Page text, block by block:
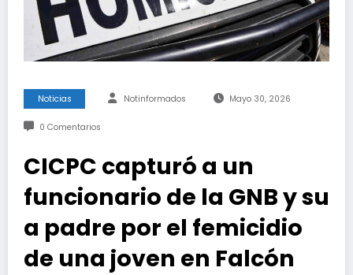
Noticias Notinformados Mayo 30, 2026
0 Comentarios
CICPC capturó a un
funcionario de la GNB y su
a padre por el femicidio
de una joven en Falcón